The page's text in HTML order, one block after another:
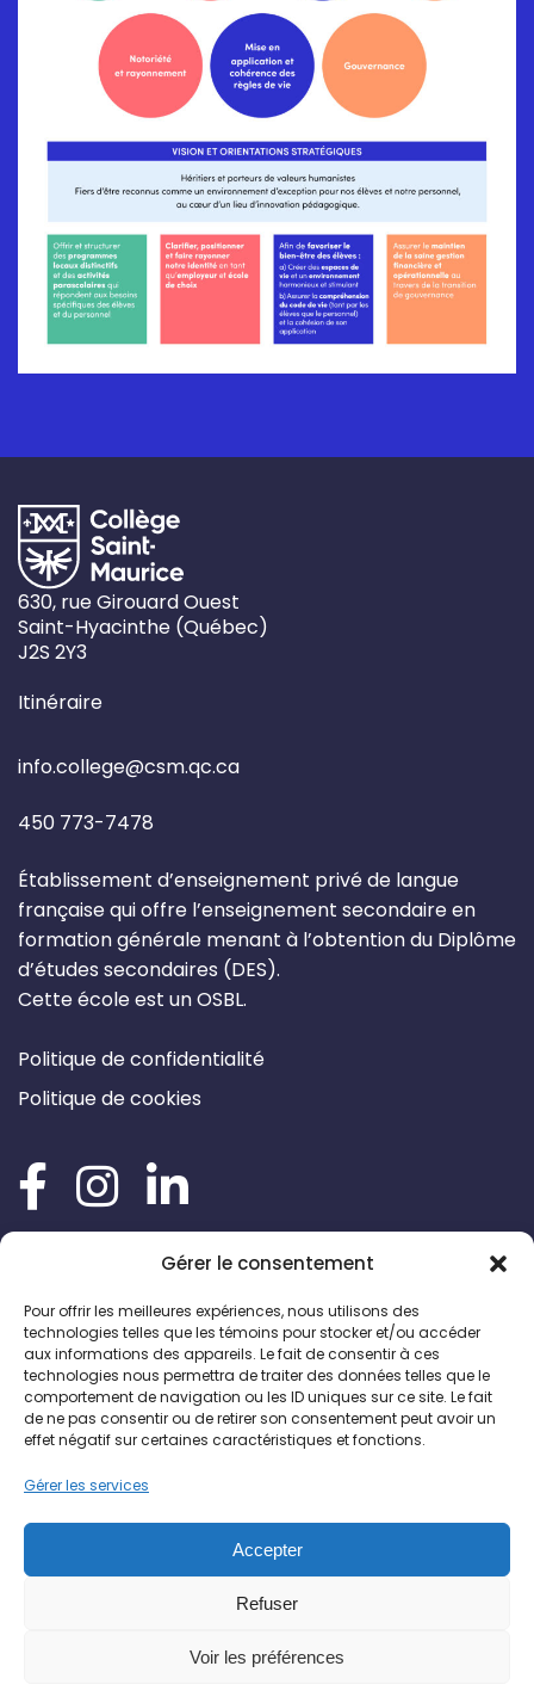
Gérer le consentement
Pour offrir les meilleures expériences, nous utilisons des
technologies telles que les témoins pour stocker et/ou accéder
aux informations des appareils. Le fait de consentir à ces
technologies nous permettra de traiter des données telles que le
comportement de navigation ou les ID uniques sur ce site. Le fait
de ne pas consentir ou de retirer son consentement peut avoir un
effet négatif sur certaines caractéristiques et fonctions.
Gérer les services
Accepter
Refuser
Voir les préférences
630, rue Girouard Ouest
Saint-Hyacinthe (Québec)
J2S 2Y3
Itinéraire
info.college@csm.qc.ca
450 773-7478
Établissement d’enseignement privé de langue
française qui offre l’enseignement secondaire en
formation générale menant à l’obtention du Diplôme
d’études secondaires (DES).
Cette école est un OSBL.
Politique de confidentialité
Politique de cookies